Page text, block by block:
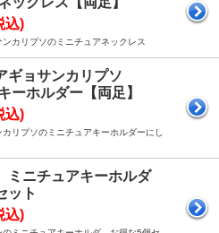
込)
カリプソのミニチュアネックレス
ギョサンカリプソ
ホルダー【両足】
込)
リプソのミニチュアキーホルダーにし
ニチュアキーホルダ
ット
込)